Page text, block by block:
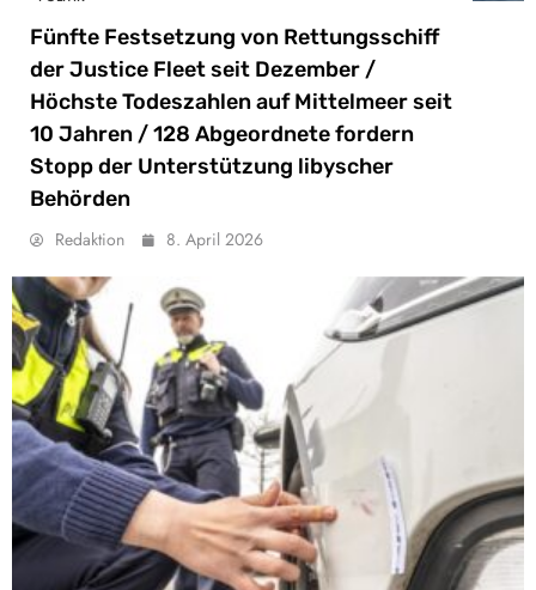
Fünfte Festsetzung von Rettungsschiff
der Justice Fleet seit Dezember /
Höchste Todeszahlen auf Mittelmeer seit
10 Jahren / 128 Abgeordnete fordern
Stopp der Unterstützung libyscher
Behörden
Redaktion 8. April 2026